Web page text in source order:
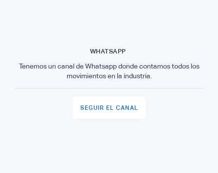
WHATSAPP
Tenemos un canal de Whatsapp donde contamos todos los
movimientos en la industria.
SEGUIR EL CANAL